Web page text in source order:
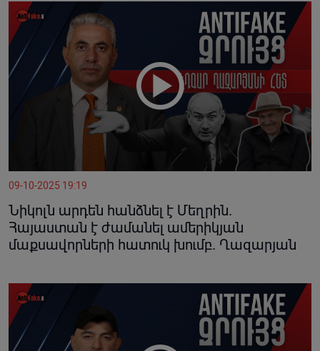
09-10-2025 19:19
Նիկոլն արդեն հանձնել է Մեղրին.
Հայաստան է ժամանել ամերիկյան
մաքսավորների հատուկ խումբ. Ղազարյան